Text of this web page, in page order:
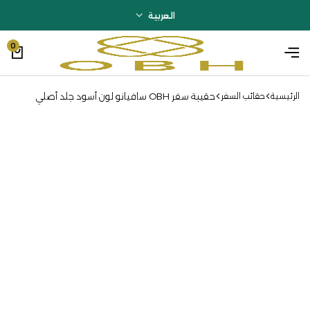
العربية
0
الرئيسية حقائب السفر حقيبة سفر OBH سافيانو لون أسود جلد أصلي